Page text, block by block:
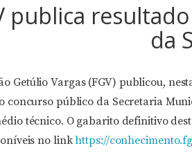
publica
da
Getúlio Vargas (FGV) publicou,
concurso público da Secretaria
técnico. O gabarito definitivo
no linkhttps://